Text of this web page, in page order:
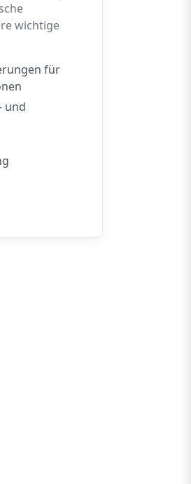
wichtige
für
und